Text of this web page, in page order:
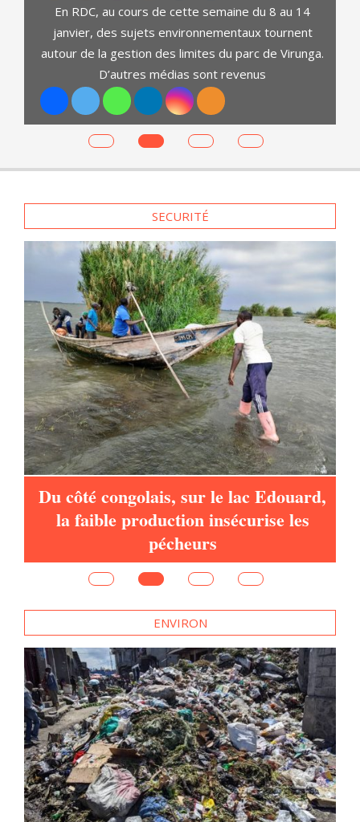
En RDC, au cours de cette semaine du 8 au 14
janvier, des sujets environnementaux tournent
autour de la gestion des limites du parc de Virunga.
D’autres médias sont revenus
SECURITÉ
Du côté congolais, sur le lac Edouard,
la faible production insécurise les
pécheurs
ENVIRON